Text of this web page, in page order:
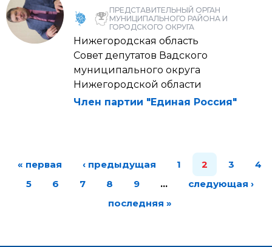
ПРЕДСТАВИТЕЛЬНЫЙ ОРГАН
МУНИЦИПАЛЬНОГО РАЙОНА И
ГОРОДСКОГО ОКРУГА
Нижегородская область
Совет депутатов Вадского
муниципального округа
Нижегородской области
Член партии "Единая Россия"
« первая ‹ предыдущая 1 2 3
4
5
6 7 8 9 …
следующая ›
последняя »